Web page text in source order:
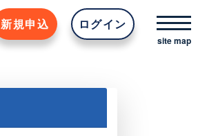
新規申込 ログイン